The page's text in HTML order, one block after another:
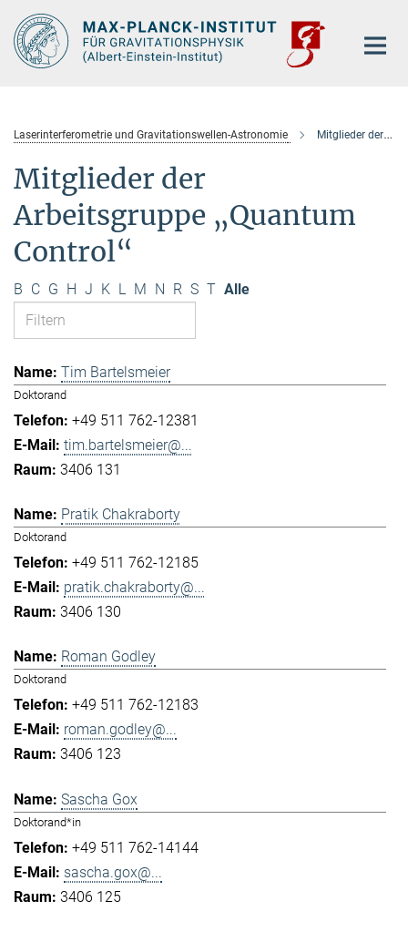
Hauptinhalt
Laserinterferometrie und Gravitationswellen-Astronomie Mitglieder der Arbeitsgruppe „Quantum Control“
Mitglieder der
Arbeitsgruppe „Quantum
Control“
B C G H J K L M N R S T Alle
Tim Bartelsmeier
Doktorand
+49 511 762-12381
tim.bartelsmeier@...
3406 131
Pratik Chakraborty
Doktorand
+49 511 762-12185
pratik.chakraborty@...
3406 130
Roman Godley
Doktorand
+49 511 762-12183
roman.godley@...
3406 123
Sascha Gox
Doktorand*in
+49 511 762-14144
sascha.gox@...
3406 125